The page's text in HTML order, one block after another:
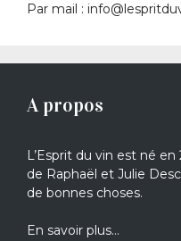
Par mail :
A propos
L’Esprit du vin est né
de Raphaël et Julie
de bonnes choses.
En savoir plus…